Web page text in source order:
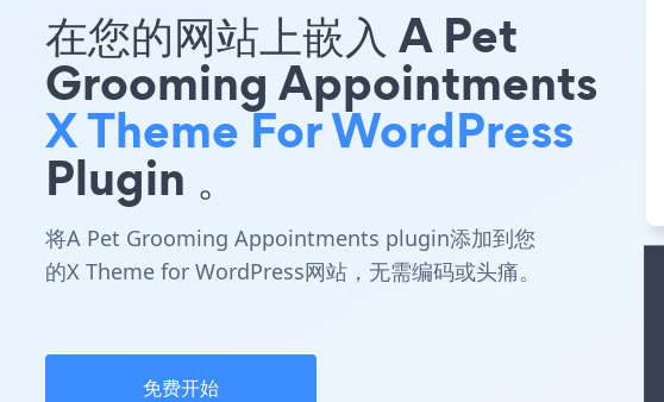
在您的网站上嵌入 A Pet
Grooming Appointments
X Theme For WordPress
Plugin 。
将A Pet Grooming Appointments plugin添加到您
的X Theme for WordPress网站，无需编码或头痛。
免费开始